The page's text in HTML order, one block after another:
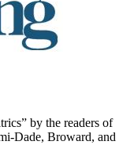
by the readers of
Dade, Broward, and